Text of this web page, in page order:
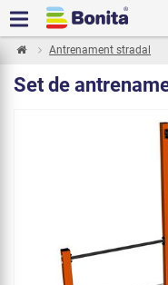
Antrenament stradal
Set de